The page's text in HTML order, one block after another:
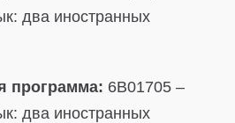
два иностранных
программа: 6B01705 –
два иностранных